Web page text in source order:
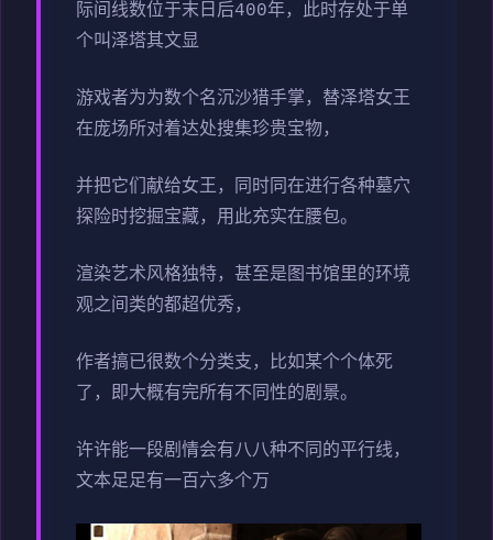
际间线数位于末日后400年，此时存处于单
个叫泽塔其文显
游戏者为为数个名沉沙猎手掌，替泽塔女王
在庞场所对着达处搜集珍贵宝物，
并把它们献给女王，同时同在进行各种墓穴
探险时挖掘宝藏，用此充实在腰包。
渲染艺术风格独特，甚至是图书馆里的环境
观之间类的都超优秀，
作者搞已很数个分类支，比如某个个体死
了，即大概有完所有不同性的剧景。
许许能一段剧情会有八八种不同的平行线，
文本足足有一百六多个万